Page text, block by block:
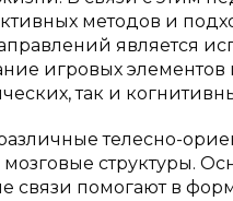
методов и
является
игровых
так и
телесно-
мозговые структуры.
связи помогают в